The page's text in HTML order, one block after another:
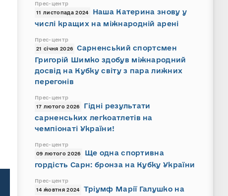
Прес-центр
11 листопада 2024
Наша Катерина знову у
числі кращих на міжнародній арені
Прес-центр
21 січня 2026
Сарненський спортсмен
Григорій Шимко здобув міжнародний
досвід на Кубку світу з пара лижних
перегонів
Прес-центр
17 лютого 2026
Гідні результати
сарненських легкоатлетів на
чемпіонаті України!
Прес-центр
09 лютого 2026
Ще одна спортивна
гордість Сарн: бронза на Кубку України
Прес-центр
14 жовтня 2024
Тріумф Марії Галушко на